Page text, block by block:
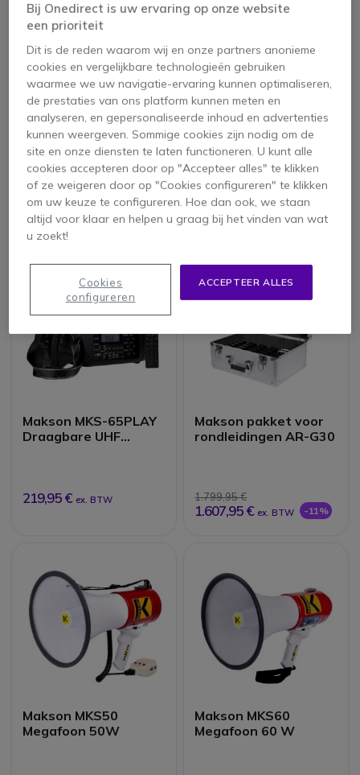
Makson MKS40
Megafoon 40W
21,95 € ex. BTW
Makson MKS60B
Megaphone 60W
39,95 € ex. BTW
Makson MKS-65PLAY
Draagbare UHF
219,95 € ex. BTW
Makson pakket voor
rondleidingen AR-G30
1.799,95 €
1.607,95 € ex. BTW -11%
Makson MKS50
Megafoon 50W
Makson MKS60
Megafoon 60 W
Bij Onedirect is uw ervaring op onze website
een prioriteit
Dit is de reden waarom wij en onze partners anonieme
cookies en vergelijkbare technologieën gebruiken
waarmee we uw navigatie-ervaring kunnen optimaliseren,
de prestaties van ons platform kunnen meten en
analyseren, en gepersonaliseerde inhoud en advertenties
kunnen weergeven. Sommige cookies zijn nodig om de
site en onze diensten te laten functioneren. U kunt alle
cookies accepteren door op "Accepteer alles" te klikken
of ze weigeren door op "Cookies configureren" te klikken
om uw keuze te configureren. Hoe dan ook, we staan
altijd voor klaar en helpen u graag bij het vinden van wat
u zoekt!
ACCEPTEER ALLES
Cookies
configureren